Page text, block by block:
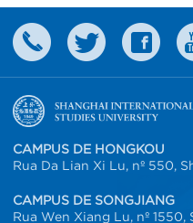
CAMPUS DE HONGKOU
Rua Da Lian Xi Lu, nº 550,
CAMPUS DE SONGJIANG
Rua Wen Xiang Lu, nº 1550,